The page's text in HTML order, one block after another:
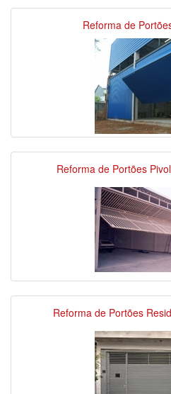
Reforma de
Reforma de Portões
Reforma de Portões